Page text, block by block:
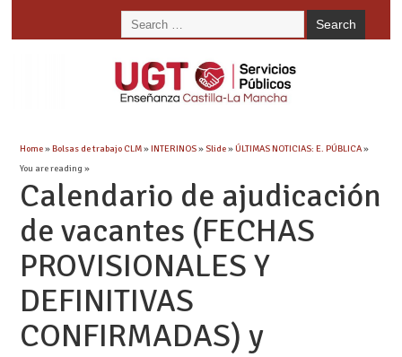
Home»Bolsas de trabajo CLM»INTERINOS»Slide»ÚLTIMAS NOTICIAS: E. PÚBLICA»
You are reading »
Calendario de ajudicación
de vacantes (FECHAS
PROVISIONALES Y
DEFINITIVAS
CONFIRMADAS) y